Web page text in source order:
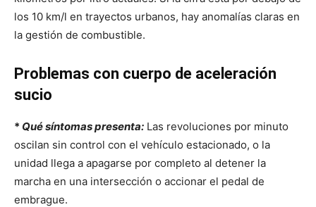
los 10 km/l en trayectos urbanos, hay anomalías claras en
la gestión de combustible.
Problemas con cuerpo de aceleración
sucio
* Qué síntomas presenta: Las revoluciones por minuto
oscilan sin control con el vehículo estacionado, o la
unidad llega a apagarse por completo al detener la
marcha en una intersección o accionar el pedal de
embrague.